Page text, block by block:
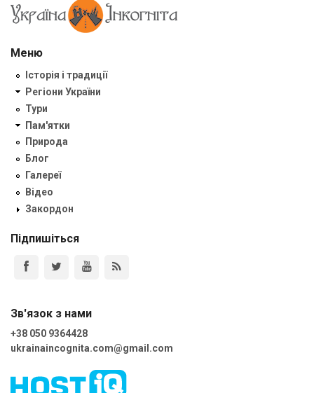
Меню
Історія і традиції
Регіони України
Тури
Пам'ятки
Природа
Блог
Галереї
Відео
Закордон
Підпишіться
Зв'язок з нами
+38 050 9364428
ukrainaincognita.com@gmail.com